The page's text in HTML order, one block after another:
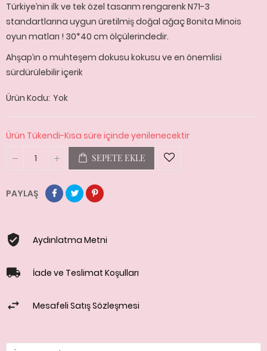
Türkiye’nin ilk ve tek özel tasarım rengarenk N71-3
standartlarına uygun üretilmiş doğal ağaç Bonita Minois
oyun matları ! 30*40 cm ölçülerindedir.
Ahşap’ın o muhteşem dokusu kokusu ve en önemlisi
sürdürülebilir içerik
Ürün Kodu Yok
Ürün Tükendi-Kısa süre içinde yenilenecektir
SEPETE EKLE
PAYLAŞ
Aydınlatma Metni
İade ve Teslimat Koşulları
Mesafeli Satış Sözleşmesi